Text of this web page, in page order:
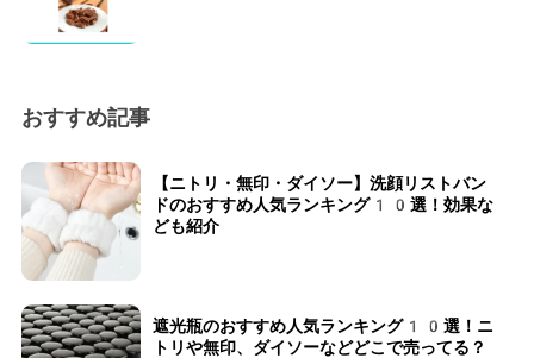
おすすめ記事
【ニトリ・無印・ダイソー】洗顔リストバン
ドのおすすめ人気ランキング10選！効果な
ども紹介
遮光瓶のおすすめ人気ランキング10選！ニ
トリや無印、ダイソーなどどこで売ってる？